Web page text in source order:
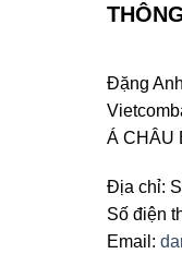
Đặng
Á CHÂU
Địa chỉ:
Số điện
Email: